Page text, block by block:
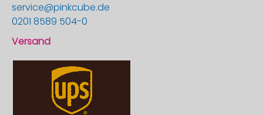
service@pinkcube.de
0201 8589 504-0
Versand